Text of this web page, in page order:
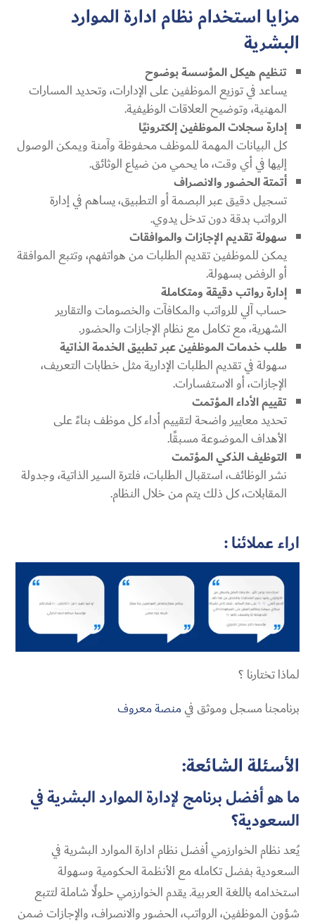
مزايا استخدام نظام ادارة الموارد
البشرية
تنظيم هيكل المؤسسة بوضوح
يساعد في توزيع الموظفين على الإدارات، وتحديد المسارات
المهنية، وتوضيح العلاقات الوظيفية.
إدارة سجلات الموظفين إلكترونيًا
كل البيانات المهمة للموظف محفوظة وآمنة ويمكن الوصول
إليها في أي وقت، ما يحمي من ضياع الوثائق.
أتمتة الحضور والانصراف
تسجيل دقيق عبر البصمة أو التطبيق، يساهم في إدارة
الرواتب بدقة دون تدخل يدوي.
سهولة تقديم الإجازات والموافقات
يمكن للموظفين تقديم الطلبات من هواتفهم، وتتبع الموافقة
أو الرفض بسهولة.
إدارة رواتب دقيقة ومتكاملة
حساب آلي للرواتب والمكافآت والخصومات والتقارير
الشهرية، مع تكامل مع نظام الإجازات والحضور.
طلب خدمات الموظفين عبر تطبيق الخدمة الذاتية
سهولة في تقديم الطلبات الإدارية مثل خطابات التعريف،
الإجازات، أو الاستفسارات.
تقييم الأداء المؤتمت
تحديد معايير واضحة لتقييم أداء كل موظف بناءً على
الأهداف الموضوعة مسبقًا.
التوظيف الذكي المؤتمت
نشر الوظائف، استقبال الطلبات، فلترة السير الذاتية، وجدولة
المقابلات، كل ذلك يتم من خلال النظام.
اراء عملائنا :
لماذا تختارنا ؟
برنامجنا مسجل وموثق فيمنصة معروف
الأسئلة الشائعة:
ما هو أفضل برنامج لإدارة الموارد البشرية في
السعودية؟
يُعد نظام الخوارزمي أفضل نظام ادارة الموارد البشرية في
السعودية بفضل تكامله مع الأنظمة الحكومية وسهولة
استخدامه باللغة العربية. يقدم الخوارزمي حلولًا شاملة لتتبع
شؤون الموظفين، الرواتب، الحضور والانصراف، والإجازات ضمن